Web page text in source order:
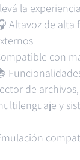
la
Altavoz de alta
con
de
y